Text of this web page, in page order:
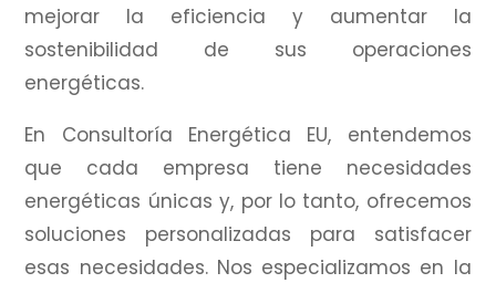
mejorar la eficiencia y aumentar la
sostenibilidad de sus operaciones
energéticas.
En Consultoría Energética EU, entendemos
que cada empresa tiene necesidades
energéticas únicas y, por lo tanto, ofrecemos
soluciones personalizadas para satisfacer
esas necesidades. Nos especializamos en la